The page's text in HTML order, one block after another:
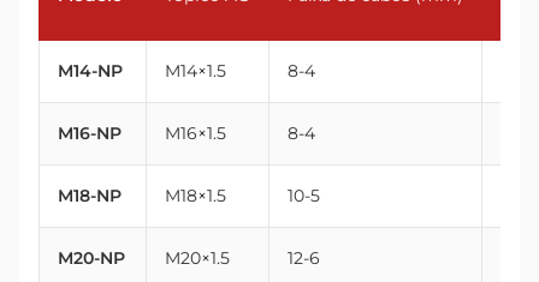
M14-NP M14×1.5 8-4
M16-NP M16×1.5 8-4
M18-NP M18×1.5 10-5
M20-NP M20×1.5 12-6